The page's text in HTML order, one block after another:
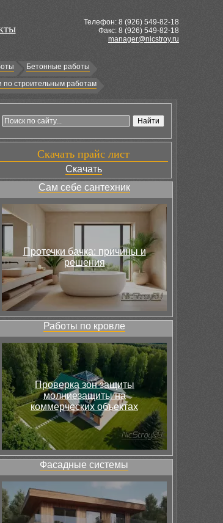
Телефон: 8 (926) 549-82-18
Факс: 8 (926) 549-82-18
manager@nicstroy.ru
Бетонные работы
по строительным работам
Скачать прайс лист
Скачать
Сам себе сантехник
Протечки бачка: причины и
решения
Работы по кровле
Проверка зон защиты
молниезащиты на
коммерческих объектах
Фасадные системы